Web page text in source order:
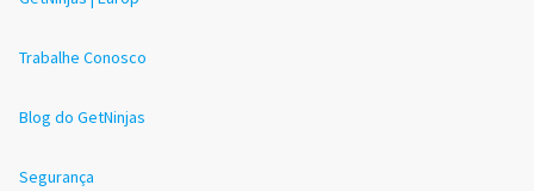
Trabalhe Conosco
Blog do GetNinjas
Segurança